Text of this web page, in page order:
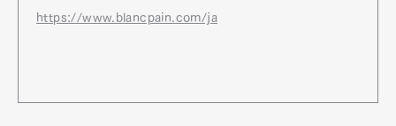
https://www.blancpain.com/ja